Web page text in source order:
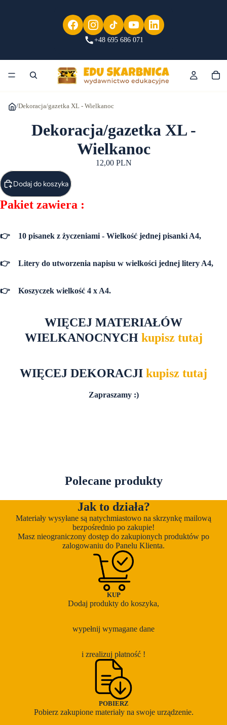
+48 695 686 071
/Dekoracja/gazetka XL - Wielkanoc
Dekoracja/gazetka XL -
Wielkanoc
12,00 PLN
Dodaj do koszyka
Pakiet zawiera :
👉 10 pisanek z życzeniami - Wielkość jednej pisanki A4,
👉 Litery do utworzenia napisu w wielkości jednej litery A4,
👉 Koszyczek wielkość 4 x A4.
WIĘCEJ MATERIAŁÓW
WIELKANOCNYCH kupisz tutaj
WIĘCEJ DEKORACJI kupisz tutaj
Zapraszamy :)
Polecane produkty
Jak to działa?
Materiały wysyłane są natychmiastowo na skrzynkę mailową
bezpośrednio po zakupie!
Masz nieograniczony dostęp do zakupionych produktów po
zalogowaniu do Panelu Klienta.
KUP
Dodaj produkty do koszyka,
wypełnij wymagane dane
i zrealizuj płatność !
POBIERZ
Pobierz zakupione materiały na swoje urządzenie.